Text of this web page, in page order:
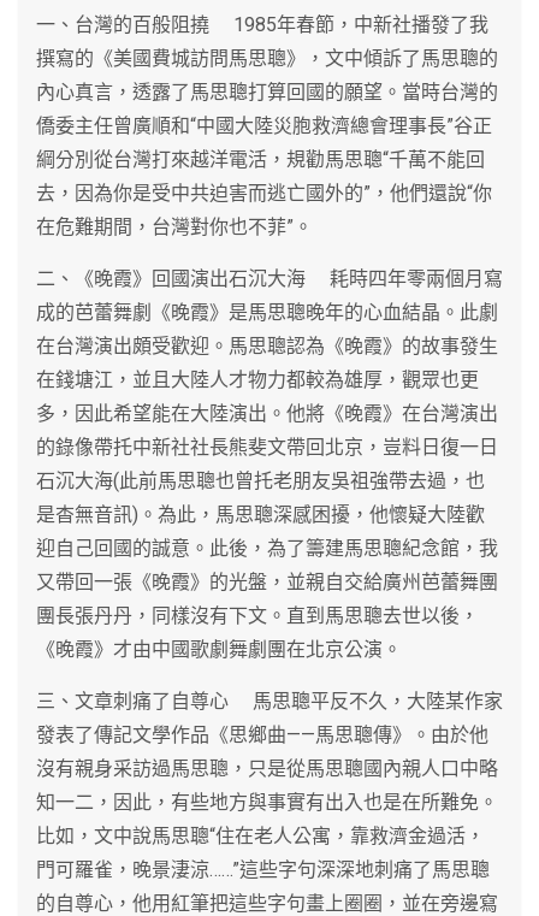
一、台灣的百般阻撓 1985年春節，中新社播發了我
撰寫的《美國費城訪問馬思聰》，文中傾訴了馬思聰的
內心真言，透露了馬思聰打算回國的願望。當時台灣的
僑委主任曾廣順和“中國大陸災胞救濟總會理事長”谷正
綱分別從台灣打來越洋電活，規勸馬思聰“千萬不能回
去，因為你是受中共迫害而逃亡國外的”，他們還說“你
在危難期間，台灣對你也不菲”。
二、《晚霞》回國演出石沉大海 耗時四年零兩個月寫
成的芭蕾舞劇《晚霞》是馬思聰晚年的心血結晶。此劇
在台灣演出頗受歡迎。馬思聰認為《晚霞》的故事發生
在錢塘江，並且大陸人才物力都較為雄厚，觀眾也更
多，因此希望能在大陸演出。他將《晚霞》在台灣演出
的錄像帶托中新社社長熊斐文帶回北京，豈料日復一日
石沉大海(此前馬思聰也曾托老朋友吳祖強帶去過，也
是杳無音訊)。為此，馬思聰深感困擾，他懷疑大陸歡
迎自己回國的誠意。此後，為了籌建馬思聰紀念館，我
又帶回一張《晚霞》的光盤，並親自交給廣州芭蕾舞團
團長張丹丹，同樣沒有下文。直到馬思聰去世以後，
《晚霞》才由中國歌劇舞劇團在北京公演。
三、文章刺痛了自尊心 馬思聰平反不久，大陸某作家
發表了傳記文學作品《思鄉曲——馬思聰傳》。由於他
沒有親身采訪過馬思聰，只是從馬思聰國內親人口中略
知一二，因此，有些地方與事實有出入也是在所難免。
比如，文中說馬思聰“住在老人公寓，靠救濟金過活，
門可羅雀，晚景淒涼……”這些字句深深地刺痛了馬思聰
的自尊心，他用紅筆把這些字句畫上圈圈，並在旁邊寫